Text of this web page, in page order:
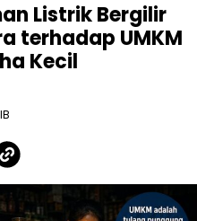
Listrik Bergilir
terhadap UMKM
Kecil